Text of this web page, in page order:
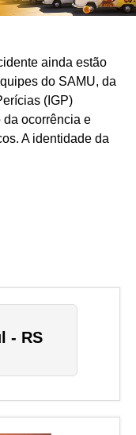
ainda estão
do SAMU, da
(IGP)
da ocorrência e
A identidade da
- RS